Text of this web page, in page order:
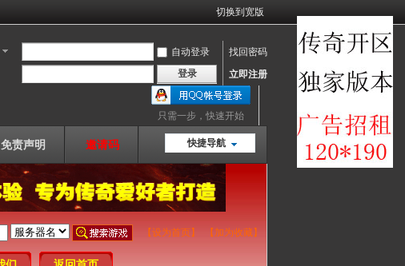
切换到宽版
自动登录
找回密码
登录 立即注册
只需一步，快速开始
快捷导航
免责声明 邀请码